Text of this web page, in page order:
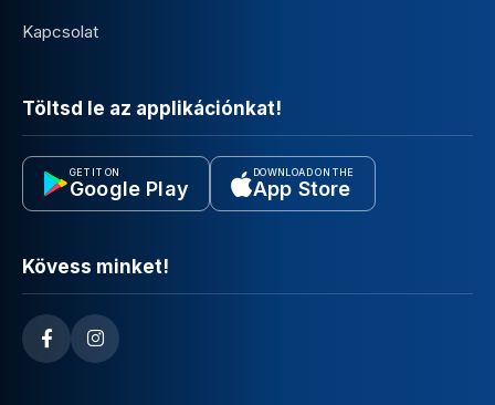
Kapcsolat
Töltsd le az applikációnkat!
GET IT ON
Google Play
DOWNLOAD ON THE
App Store
Kövess minket!